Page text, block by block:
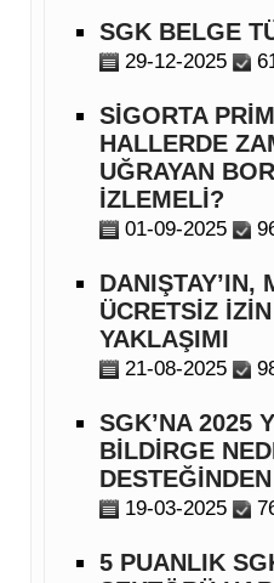
SGK BELGE
29-12-2025
SİGORTA
HALLERDE
UĞRAYAN
İZLEMELİ?
01-09-2025
DANIŞTAY’IN,
ÜCRETSİZ
YAKLAŞIMI
21-08-2025
SGK’NA 2025
BİLDİRGE
19-03-2025
5 PUANLIK